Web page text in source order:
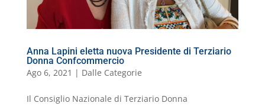
Anna Lapini eletta nuova Presidente di Terziario
Donna Confcommercio
Ago 6, 2021 | Dalle Categorie
Il Consiglio Nazionale di Terziario Donna